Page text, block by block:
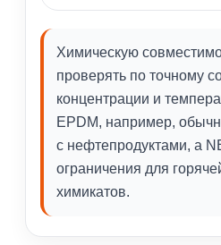
Химическую
проверять по точному
концентрации и
EPDM, например,
с нефтепродуктами, а
ограничения для
химикатов.